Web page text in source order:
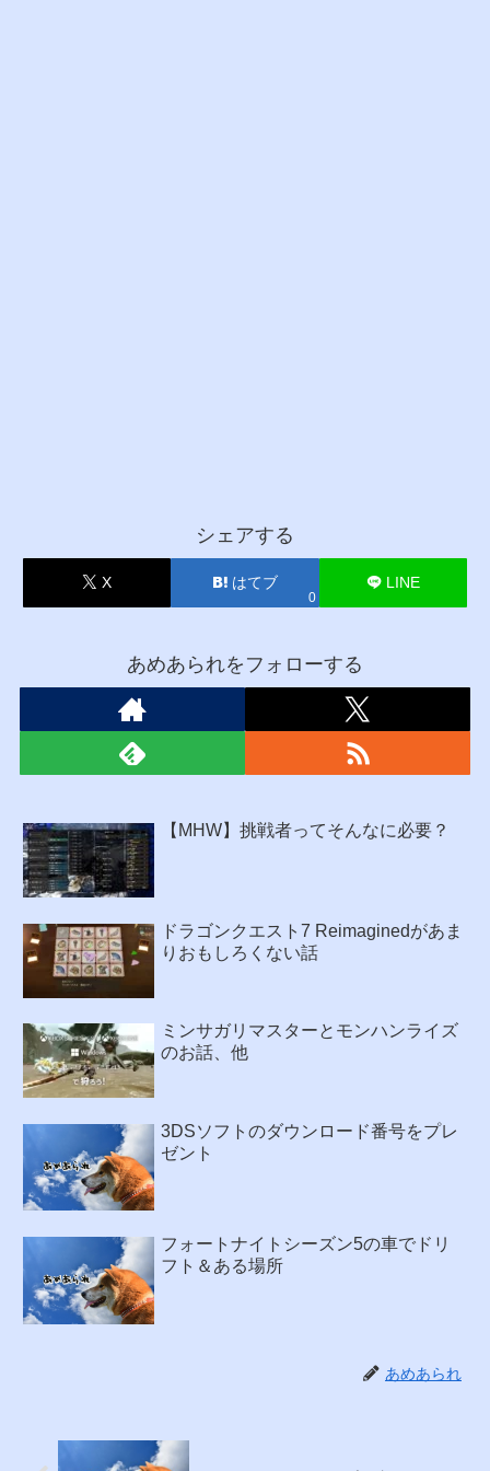
シェアする
X はてブ
0
LINE
あめあられをフォローする
【MHW】挑戦者ってそんなに必要？
ドラゴンクエスト7 Reimaginedがあま
りおもしろくない話
ミンサガリマスターとモンハンライズ
のお話、他
3DSソフトのダウンロード番号をプレ
ゼント
フォートナイトシーズン5の車でドリ
フト＆ある場所
あめあられ